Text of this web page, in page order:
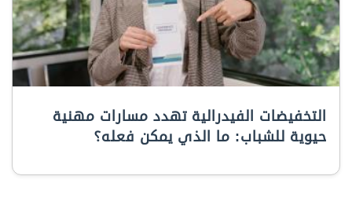
التخفيضات الفيدرالية تهدد مسارات مهنية
حيوية للشباب: ما الذي يمكن فعله؟